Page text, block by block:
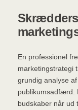
En professionel
marketingstrategi
grundig analyse
publikumsadfærd.
budskaber når ud